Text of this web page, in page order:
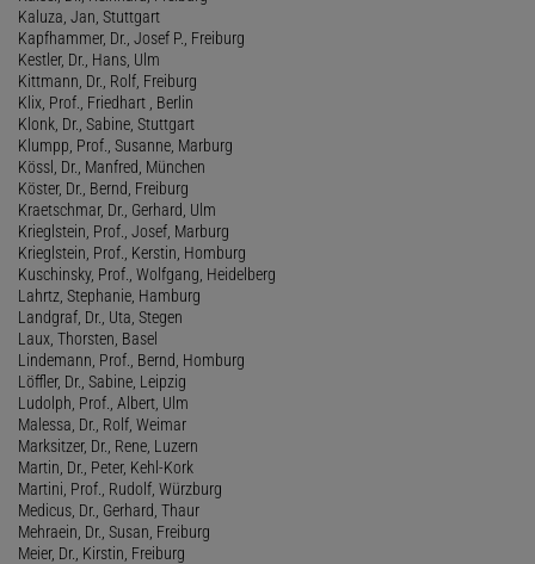
Kaluza, Jan, Stuttgart
Kapfhammer, Dr., Josef P., Freiburg
Kestler, Dr., Hans, Ulm
Kittmann, Dr., Rolf, Freiburg
Klix, Prof., Friedhart , Berlin
Klonk, Dr., Sabine, Stuttgart
Klumpp, Prof., Susanne, Marburg
Kössl, Dr., Manfred, München
Köster, Dr., Bernd, Freiburg
Kraetschmar, Dr., Gerhard, Ulm
Krieglstein, Prof., Josef, Marburg
Krieglstein, Prof., Kerstin, Homburg
Kuschinsky, Prof., Wolfgang, Heidelberg
Lahrtz, Stephanie, Hamburg
Landgraf, Dr., Uta, Stegen
Laux, Thorsten, Basel
Lindemann, Prof., Bernd, Homburg
Löffler, Dr., Sabine, Leipzig
Ludolph, Prof., Albert, Ulm
Malessa, Dr., Rolf, Weimar
Marksitzer, Dr., Rene, Luzern
Martin, Dr., Peter, Kehl-Kork
Martini, Prof., Rudolf, Würzburg
Medicus, Dr., Gerhard, Thaur
Mehraein, Dr., Susan, Freiburg
Meier, Dr., Kirstin, Freiburg